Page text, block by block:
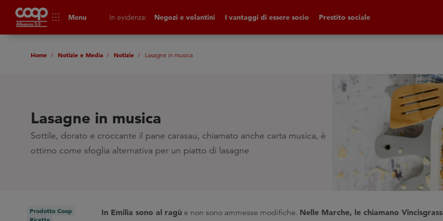
apps Menu In evidenza: Negozi e volantini I vantaggi di essere socio Prestito sociale
Home Notizie e Media Notizie Lasagne in musica
Lasagne in musica
Sottile, dorato e croccante il pane carasau, chiamato anche carta musica, è
ottimo come sfoglia alternativa per un piatto di lasagne
Prodotto Coop
In Emilia sono al ragù e non sono ammesse modifiche. Nelle Marche, le chiamano